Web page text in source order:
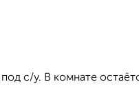
с/у. В комнате